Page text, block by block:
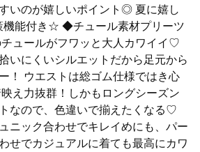
いのが嬉しいポイント◎ 夏に嬉し
機能付き☆ ◆チュール素材プリーツ
ュールがフワッと大人カワイイ♡
いにくいシルエットだから足元から
！ ウエストは総ゴム仕様ではき心
え力抜群！しかもロングシーズン
なので、色違いで揃えたくなる♡
ニック合わせでキレイめにも、パー
せでカジュアルに着ても最高にカワ